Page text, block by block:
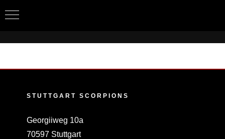
STUTTGART SCORPIONS
Georgiiweg 10a
70597 Stuttgart